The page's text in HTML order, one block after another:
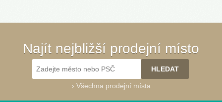
Najít nejbližší prodejní místo
› Všechna prodejní místa